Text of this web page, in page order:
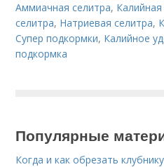
Аммиачная селитра,
селитра, Натриевая селитра,
Супер подкормки, Калийное
подкормка
Популярные
Когда и как обрезать